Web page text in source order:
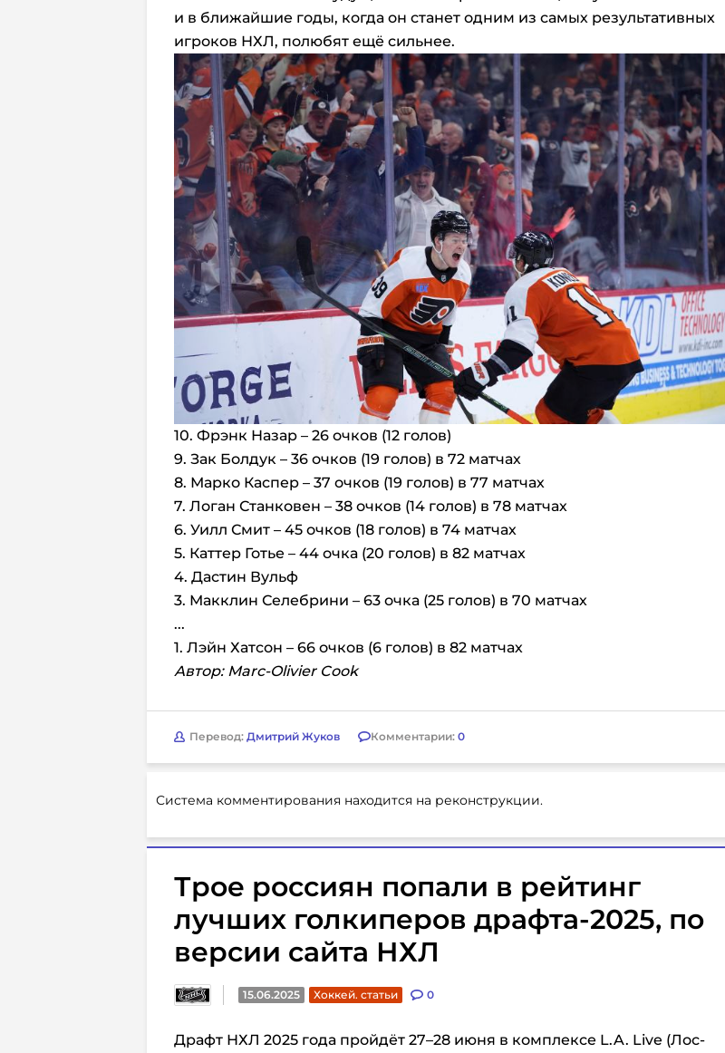
и в ближайшие годы, когда он станет одним из самых результативных
игроков НХЛ, полюбят ещё сильнее.
10. Фрэнк Назар – 26 очков (12 голов)
9. Зак Болдук – 36 очков (19 голов) в 72 матчах
8. Марко Каспер – 37 очков (19 голов) в 77 матчах
7. Логан Станковен – 38 очков (14 голов) в 78 матчах
6. Уилл Смит – 45 очков (18 голов) в 74 матчах
5. Каттер Готье – 44 очка (20 голов) в 82 матчах
4. Дастин Вульф
3. Макклин Селебрини – 63 очка (25 голов) в 70 матчах
...
1. Лэйн Хатсон – 66 очков (6 голов) в 82 матчах
Автор: Marc-Olivier Cook
Перевод: Дмитрий Жуков Комментарии: 0
Система комментирования находится на реконструкции.
Трое россиян попали в рейтинг
лучших голкиперов драфта-2025, по
версии сайта НХЛ
15.06.2025 Хоккей. статьи 0
Драфт НХЛ 2025 года пройдёт 27–28 июня в комплексе L.A. Live (Лос-